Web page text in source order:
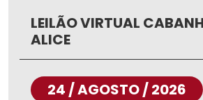
LEILÃO VIRTUAL
ALICE
24 / AGOSTO / 2026